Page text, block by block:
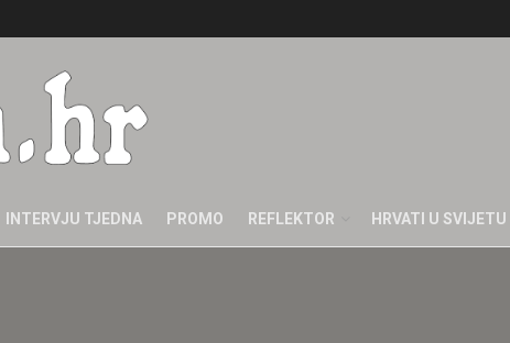
INTERVJU TJEDNA PROMO REFLEKTOR HRVATI U SVIJETU